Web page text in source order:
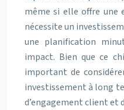
même si elle offre une
nécessite un
une planification
impact. Bien que ce
important de
investissement à long
d’engagement client et